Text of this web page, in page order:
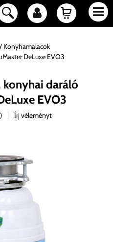
Konyhamalacok
DeLuxe EVO3
konyhai daráló
EVO3
) Írj véleményt